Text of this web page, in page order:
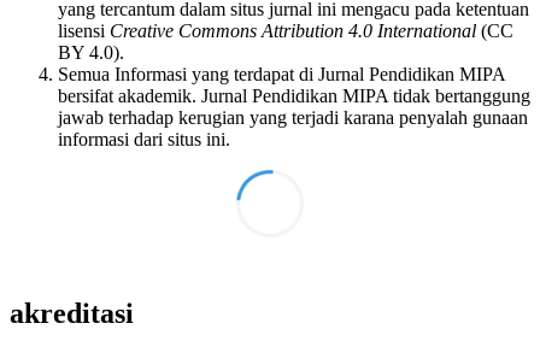
yang tercantum dalam situs jurnal ini mengacu pada ketentuan
lisensi Creative Commons Attribution 4.0 International (CC
BY 4.0).
Semua Informasi yang terdapat di Jurnal Pendidikan MIPA
bersifat akademik. Jurnal Pendidikan MIPA tidak bertanggung
jawab terhadap kerugian yang terjadi karana penyalah gunaan
informasi dari situs ini.
akreditasi